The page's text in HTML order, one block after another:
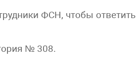
ФСН, чтобы ответить
№ 308.